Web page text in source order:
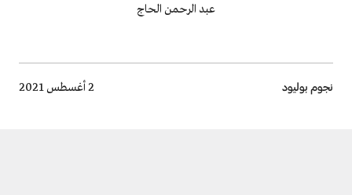
عبد الرحمن الحاج
Breadcrumb
نجوم بوليود